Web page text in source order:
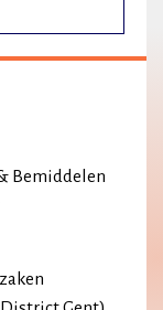
Bemiddelen